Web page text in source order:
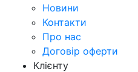
Новини
Контакти
Про нас
Договір оферти
Клієнту